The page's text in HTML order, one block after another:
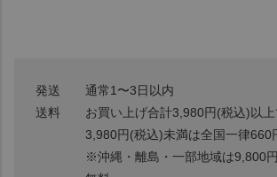
発送
通常1〜3日以内
送料
お買い上げ合計3,980円(税込)以上
3,980円(税込)未満は全国一律660
※沖縄・離島・一部地域は9,800